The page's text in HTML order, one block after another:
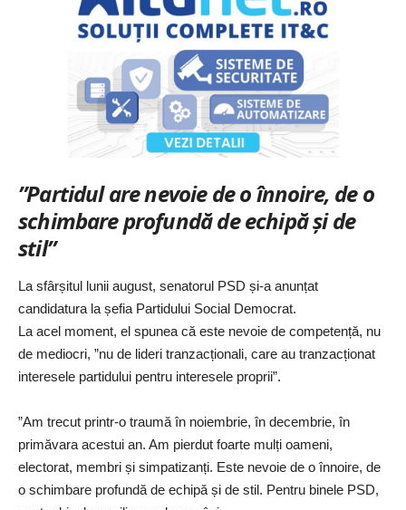
”Partidul are nevoie de o înnoire, de o
schimbare profundă de echipă și de
stil”
La sfârșitul lunii august, senatorul PSD și-a anunțat
candidatura la șefia Partidului Social Democrat.
La acel moment, el spunea că este nevoie de competență, nu
de mediocri, ”nu de lideri tranzacționali, care au tranzacționat
interesele partidului pentru interesele proprii”.
”Am trecut printr-o traumă în noiembrie, în decembrie, în
primăvara acestui an. Am pierdut foarte mulți oameni,
electorat, membri și simpatizanți. Este nevoie de o înnoire, de
o schimbare profundă de echipă și de stil. Pentru binele PSD,